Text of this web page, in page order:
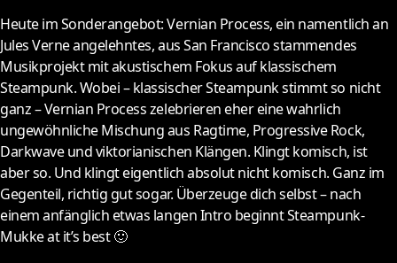
Heute im Sonderangebot: Vernian Process, ein namentlich an
Jules Verne angelehntes, aus San Francisco stammendes
Musikprojekt mit akustischem Fokus auf klassischem
Steampunk. Wobei – klassischer Steampunk stimmt so nicht
ganz – Vernian Process zelebrieren eher eine wahrlich
ungewöhnliche Mischung aus Ragtime, Progressive Rock,
Darkwave und viktorianischen Klängen. Klingt komisch, ist
aber so. Und klingt eigentlich absolut nicht komisch. Ganz im
Gegenteil, richtig gut sogar. Überzeuge dich selbst – nach
einem anfänglich etwas langen Intro beginnt Steampunk-
Mukke at it’s best 🙂